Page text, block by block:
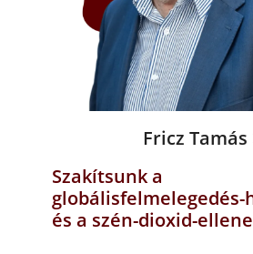
Fricz Tamás
Szakítsunk a
és a szén-dioxid-